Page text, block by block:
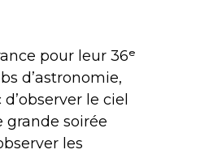
pour leur 36ᵉ
d’astronomie,
le ciel
soirée
les